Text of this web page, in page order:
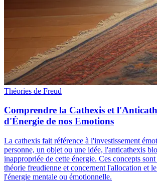
Théories de Freud
Comprendre la Cathexis et
d'Énergie de nos Emotions
La cathexis fait référence à l'investissement
personne, un objet ou une idée, l'anticathexis
inappropriée de cette énergie. Ces concepts
théorie freudienne et concernent l'allocation et
l'énergie mentale ou émotionnelle.